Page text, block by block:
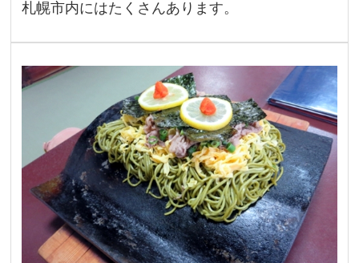
札幌市内にはたくさんあります。